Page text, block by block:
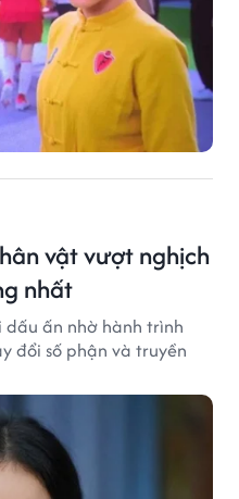
vật vượt nghịch
nhất
ấn nhờ hành trình
đổi số phận và truyền